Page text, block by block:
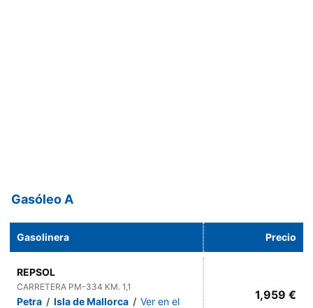
Gasóleo A
Gasolinera Precio
REPSOL
CARRETERA PM-334 KM. 1,1
Petra / Isla de Mallorca / Ver en el
1,959 €